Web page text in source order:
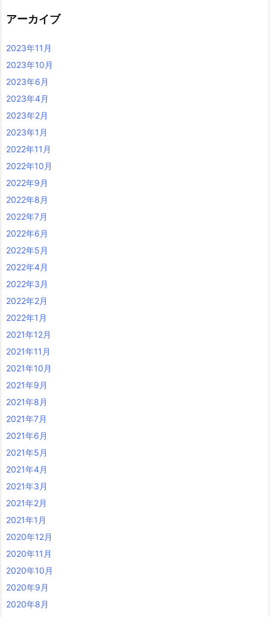
アーカイブ
2023年11月
2023年10月
2023年6月
2023年4月
2023年2月
2023年1月
2022年11月
2022年10月
2022年9月
2022年8月
2022年7月
2022年6月
2022年5月
2022年4月
2022年3月
2022年2月
2022年1月
2021年12月
2021年11月
2021年10月
2021年9月
2021年8月
2021年7月
2021年6月
2021年5月
2021年4月
2021年3月
2021年2月
2021年1月
2020年12月
2020年11月
2020年10月
2020年9月
2020年8月